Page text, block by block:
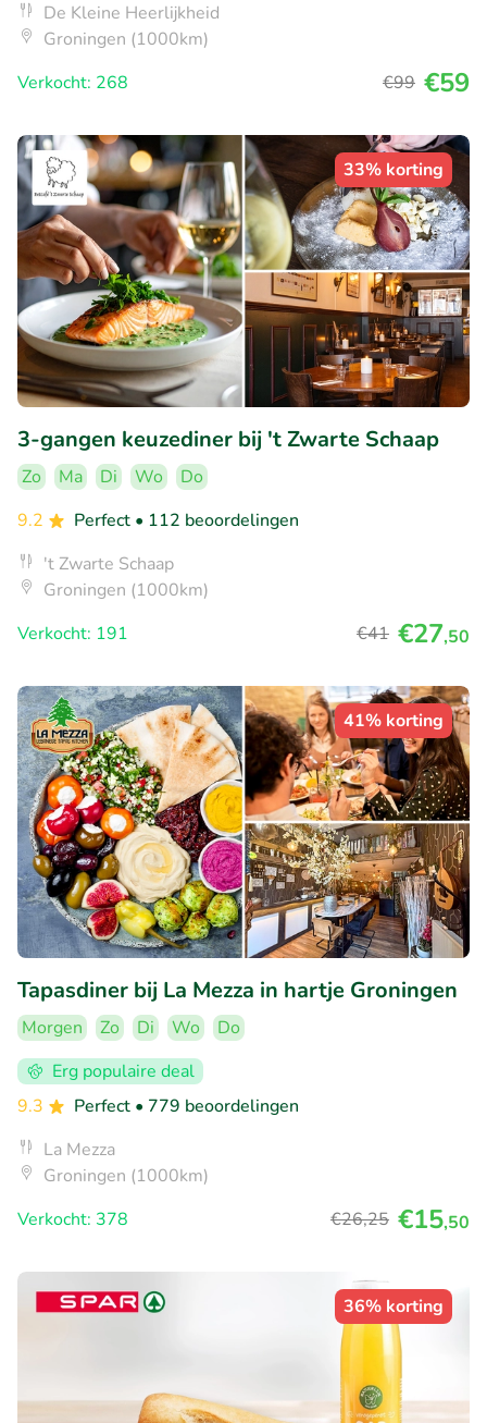
De Kleine Heerlijkheid
Groningen (1000km)
Verkocht: 268
€99 €59
33% korting
3-gangen keuzediner bij 't Zwarte Schaap
Zo Ma Di Wo
Do
9.2
Perfect • 112 beoordelingen
't Zwarte Schaap
Groningen (1000km)
Verkocht: 191
€41 €27,50
41% korting
Tapasdiner bij La Mezza in hartje Groningen
Morgen Zo Di Wo
Do
Erg populaire deal
9.3
Perfect • 779 beoordelingen
La Mezza
Groningen (1000km)
Verkocht: 378
€26,25 €15,50
36% korting